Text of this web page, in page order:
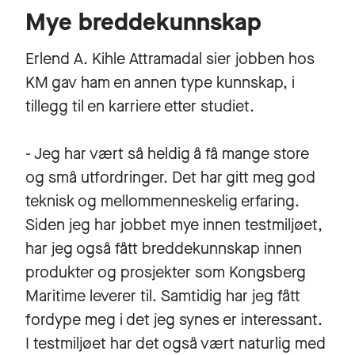
Mye breddekunnskap
Erlend A. Kihle Attramadal sier jobben hos
KM gav ham en annen type kunnskap, i
tillegg til en karriere etter studiet.
- Jeg har vært så heldig å få mange store
og små utfordringer. Det har gitt meg god
teknisk og mellommenneskelig erfaring.
Siden jeg har jobbet mye innen testmiljøet,
har jeg også fått breddekunnskap innen
produkter og prosjekter som Kongsberg
Maritime leverer til. Samtidig har jeg fått
fordype meg i det jeg synes er interessant.
I testmiljøet har det også vært naturlig med